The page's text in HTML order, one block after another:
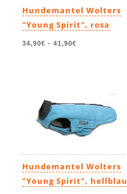
Hundemantel Wolters
"Young Spirit", rosa
34,90€ - 41,90€
Hundemantel Wolters
"Young Spirit", hellblau